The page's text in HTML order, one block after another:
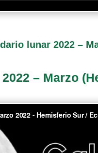
lunar 2022 –
– Marzo